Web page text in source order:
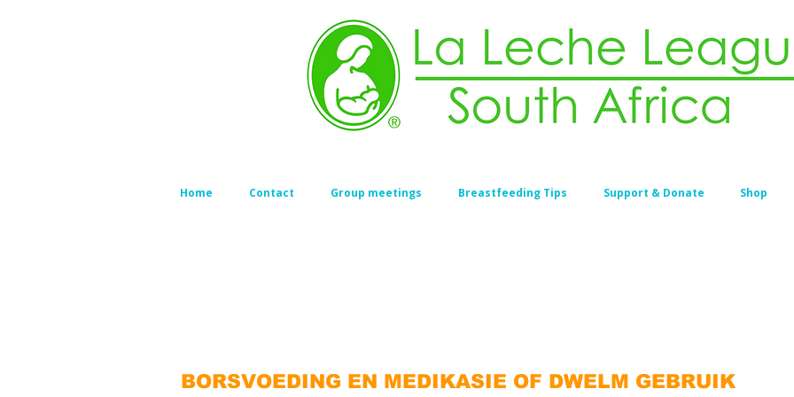
Home Contact Group meetings Breastfeeding Tips Support & Donate Shop
BORSVOEDING EN MEDIKASIE OF DWELM GEBRUIK